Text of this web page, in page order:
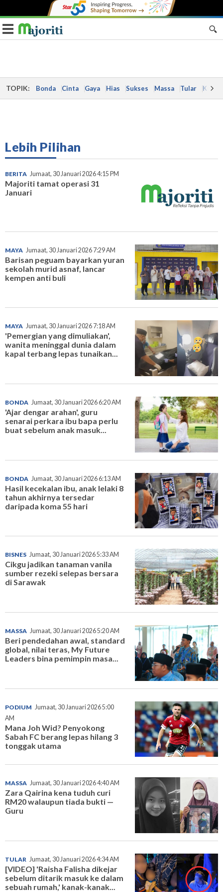
Toggle navigation
TOPIK: Bonda Cinta Gaya Hias Sukses Massa Tular Kes
Lebih Pilihan
BERITA Jumaat, 30 Januari 2026 4:15 PM
Majoriti tamat operasi 31
Januari
MAYA Jumaat, 30 Januari 2026 7:29 AM
Barisan peguam bayarkan yuran
sekolah murid asnaf, lancar
kempen anti buli
MAYA Jumaat, 30 Januari 2026 7:18 AM
'Pemergian yang dimuliakan',
wanita meninggal dunia dalam
kapal terbang lepas tunaikan...
BONDA Jumaat, 30 Januari 2026 6:20 AM
'Ajar dengar arahan', guru
senarai perkara ibu bapa perlu
buat sebelum anak masuk...
BONDA Jumaat, 30 Januari 2026 6:13 AM
Hasil kecekalan ibu, anak lelaki 8
tahun akhirnya tersedar
daripada koma 55 hari
BISNES Jumaat, 30 Januari 2026 5:33 AM
Cikgu jadikan tanaman vanila
sumber rezeki selepas bersara
di Sarawak
MASSA Jumaat, 30 Januari 2026 5:20 AM
Beri pendedahan awal, standard
global, nilai teras, My Future
Leaders bina pemimpin masa...
PODIUM Jumaat, 30 Januari 2026 5:00
AM
Mana Joh Wid? Penyokong
Sabah FC berang lepas hilang 3
tonggak utama
MASSA Jumaat, 30 Januari 2026 4:40 AM
Zara Qairina kena tuduh curi
RM20 walaupun tiada bukti —
Guru
TULAR Jumaat, 30 Januari 2026 4:34 AM
[VIDEO] 'Raisha Falisha dikejar
sebelum ditarik masuk ke dalam
sebuah rumah,' kanak-kanak...